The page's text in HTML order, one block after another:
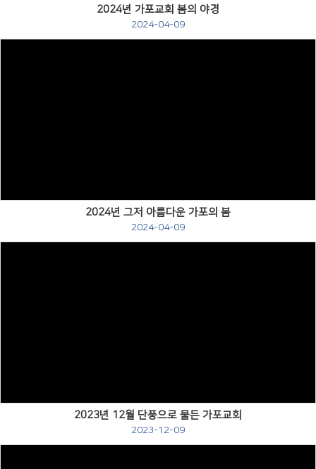
2024년 가포교회 봄의 야경
2024-04-09
2024년 그저 아름다운 가포의 봄
2024-04-09
2023년 12월 단풍으로 물든 가포교회
2023-12-09